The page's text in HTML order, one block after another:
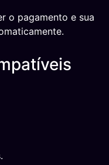
o pagamento e sua